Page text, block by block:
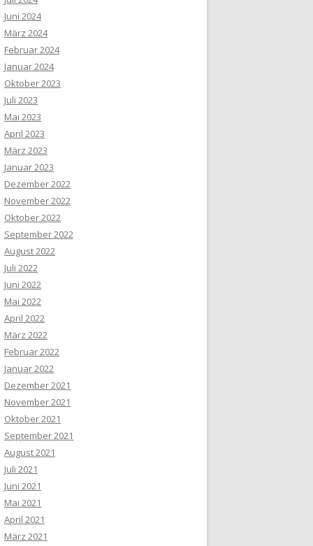
Juni 2024
März 2024
Februar 2024
Januar 2024
Oktober 2023
Juli 2023
Mai 2023
April 2023
März 2023
Januar 2023
Dezember 2022
November 2022
Oktober 2022
September 2022
August 2022
Juli 2022
Juni 2022
Mai 2022
April 2022
März 2022
Februar 2022
Januar 2022
Dezember 2021
November 2021
Oktober 2021
September 2021
August 2021
Juli 2021
Juni 2021
Mai 2021
April 2021
März 2021